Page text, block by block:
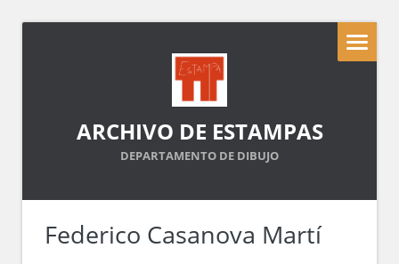
ARCHIVO DE ESTAMPAS
DEPARTAMENTO DE DIBUJO
Federico Casanova Martí